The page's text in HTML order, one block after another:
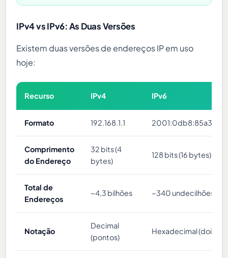
IPv4 vs IPv6: As Duas Versões
Existem duas versões de endereços IP em uso
hoje:
Recurso IPv4 IPv6
Formato 192.168.1.1
Comprimento
do Endereço
32 bits (4
bytes)
128 bits (16 bytes)
Total de
Endereços
~4,3 bilhões ~340 undecilhões
Notação
Decimal
(pontos)
Hexadecimal (dois